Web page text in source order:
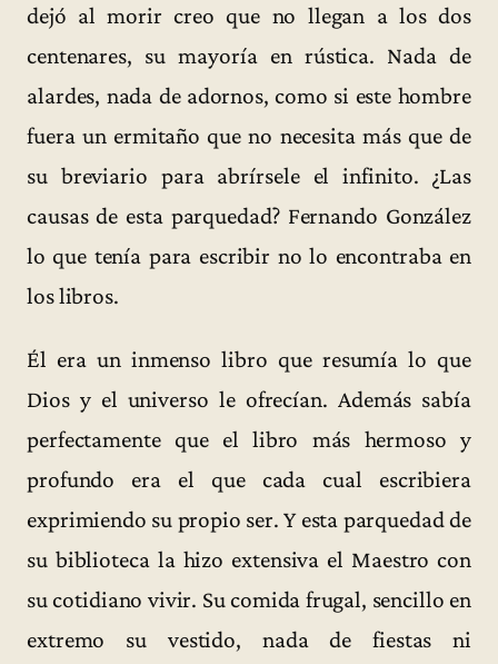
dejó al morir creo que no llegan a los dos
centenares, su mayoría en rústica. Nada de
alardes, nada de adornos, como si este hombre
fuera un ermitaño que no necesita más que de
su breviario para abrírsele el infinito. ¿Las
causas de esta parquedad? Fernando González
lo que tenía para escribir no lo encontraba en
los libros.
Él era un inmenso libro que resumía lo que
Dios y el universo le ofrecían. Además sabía
perfectamente que el libro más hermoso y
profundo era el que cada cual escribiera
exprimiendo su propio ser. Y esta parquedad de
su biblioteca la hizo extensiva el Maestro con
su cotidiano vivir. Su comida frugal, sencillo en
extremo su vestido, nada de fiestas ni